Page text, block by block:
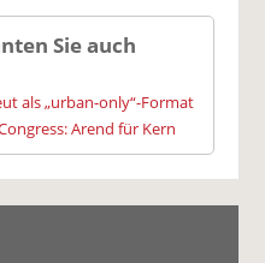
Sie auch
als „urban-only“-Format
Arend für Kern